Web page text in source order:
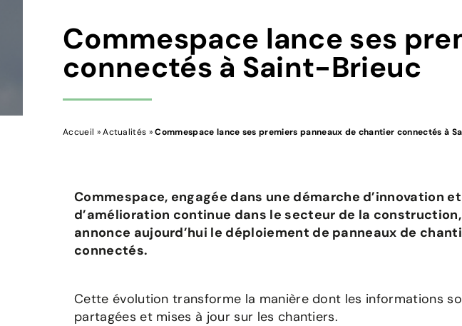
Commespace lance ses
connectés à Saint-Brieuc
Accueil »Actualités »Commespace lance ses premiers panneaux de chantier connectés à
Commespace, engagée dans une démarche d’innovation et
d’amélioration continue dans le secteur de la construction,
annonce aujourd’hui le déploiement de panneaux de
connectés.
Cette évolution transforme la manière dont les informations
partagées et mises à jour sur les chantiers.